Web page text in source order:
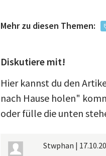
Mehr zu diesen Themen:
Diskutiere mit!
Hier kannst du den
nach Hause holen"
oder fülle die unten
Stwphan |